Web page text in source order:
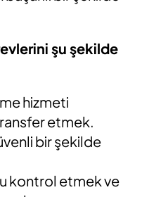
şu şekilde
hizmeti
etmek.
bir şekilde
kontrol etmek ve